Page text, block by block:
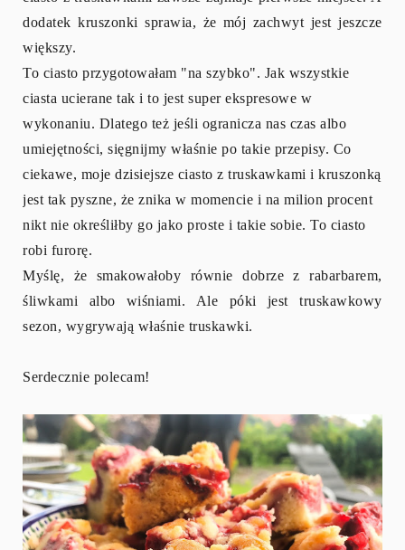
dodatek kruszonki sprawia, że mój zachwyt jest jeszcze
większy.
To ciasto przygotowałam "na szybko". Jak wszystkie
ciasta ucierane tak i to jest super ekspresowe w
wykonaniu. Dlatego też jeśli ogranicza nas czas albo
umiejętności, sięgnijmy właśnie po takie przepisy. Co
ciekawe, moje dzisiejsze ciasto z truskawkami i kruszonką
jest tak pyszne, że znika w momencie i na milion procent
nikt nie określiłby go jako proste i takie sobie. To ciasto
robi furorę.
Myślę, że smakowałoby równie dobrze z rabarbarem,
śliwkami albo wiśniami. Ale póki jest truskawkowy
sezon, wygrywają właśnie truskawki.
Serdecznie polecam!